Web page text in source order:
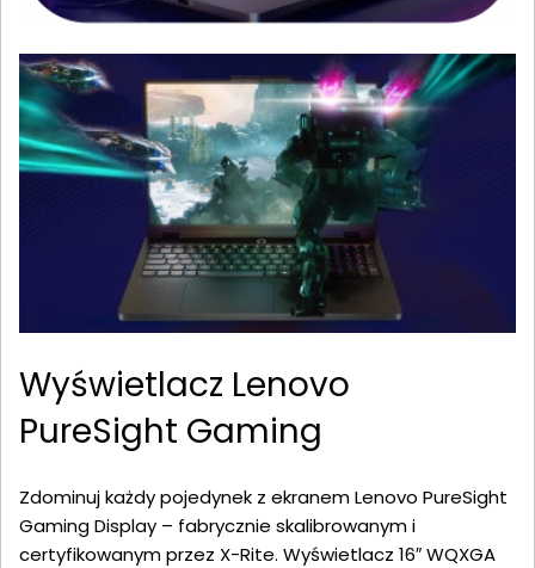
Wyświetlacz Lenovo
PureSight Gaming
Zdominuj każdy pojedynek z ekranem Lenovo PureSight
Gaming Display – fabrycznie skalibrowanym i
certyfikowanym przez X-Rite. Wyświetlacz 16″ WQXGA